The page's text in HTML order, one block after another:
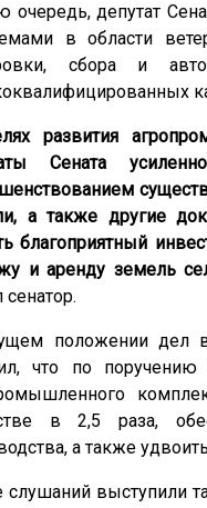
очередь, депутат
в области
сбора и
развития
Сената
а также другие
благоприятный
и аренду земель
сенатор.
положении дел в
что по
в 2,5 раза,
а также
слушаний выступили